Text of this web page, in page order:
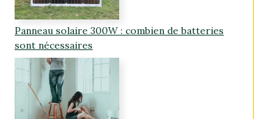
Panneau solaire 300W : combien de batteries
sont nécessaires